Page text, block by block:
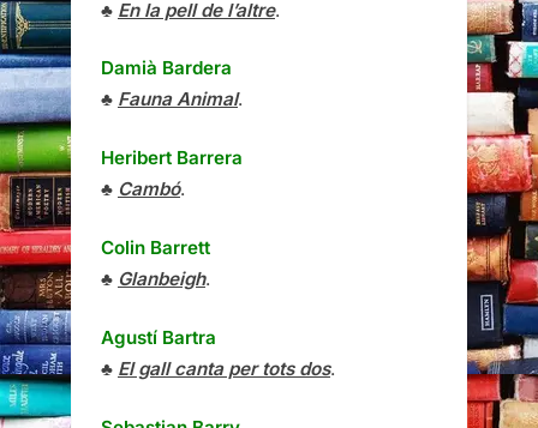
♣ En la pell de l’altre.
Damià Bardera
♣ Fauna Animal.
Heribert Barrera
♣ Cambó.
Colin Barrett
♣ Glanbeigh.
Agustí Bartra
♣ El gall canta per tots dos.